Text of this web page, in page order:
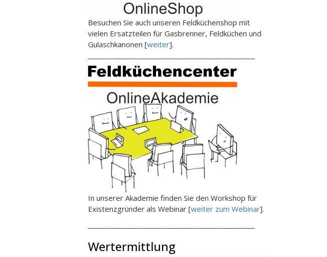
Besuchen Sie auch unseren Feldküchenshop mit
vielen Ersatzteilen für Gasbrenner, Feldküchen und
Gulaschkanonen [weiter].
In unserer Akademie finden Sie den Workshop für
Existenzgründer als Webinar [weiter zum Webinar].
Wertermittlung